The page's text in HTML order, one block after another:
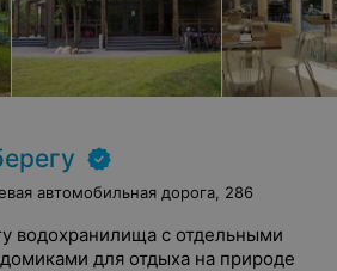
автомобильная дорога, 286
водохранилища с отдельными
для отдыха на природе